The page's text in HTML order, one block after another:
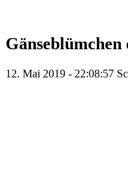
Gänseblümchen
12. Mai 2019 - 22:08:57